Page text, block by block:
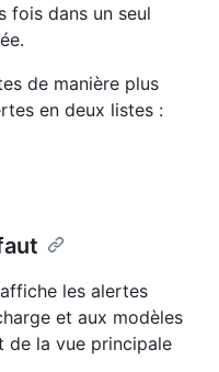
fois dans un seul
de manière plus
en deux listes :
les alertes
et aux modèles
de la vue principale